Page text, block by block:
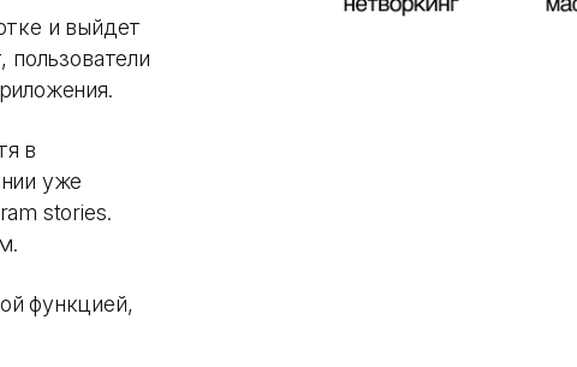
и выйдет
в
уже
stories.
функцией,